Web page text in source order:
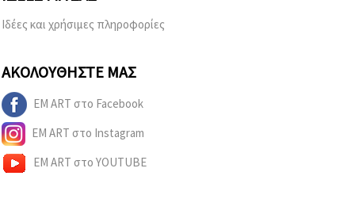
Ιδέες και χρήσιμες πληροφορίες
ΑΚΟΛΟΥΘΉΣΤΕ ΜΑΣ
EM ART στο Facebook
EM ART στο Instagram
EM ART στο YOUTUBE